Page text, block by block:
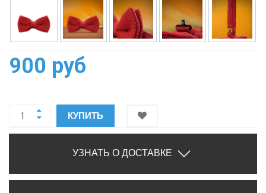
900 руб
КУПИТЬ
УЗНАТЬ О ДОСТАВКЕ